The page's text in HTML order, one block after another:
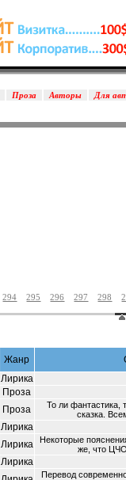
Проза Авторы Для
294 295 296 297 298
Жанр
Лирика
Проза
Проза
То ли фантастика,
сказка.
Лирика
Лирика
Некоторые
же, что
Лирика
Перевод